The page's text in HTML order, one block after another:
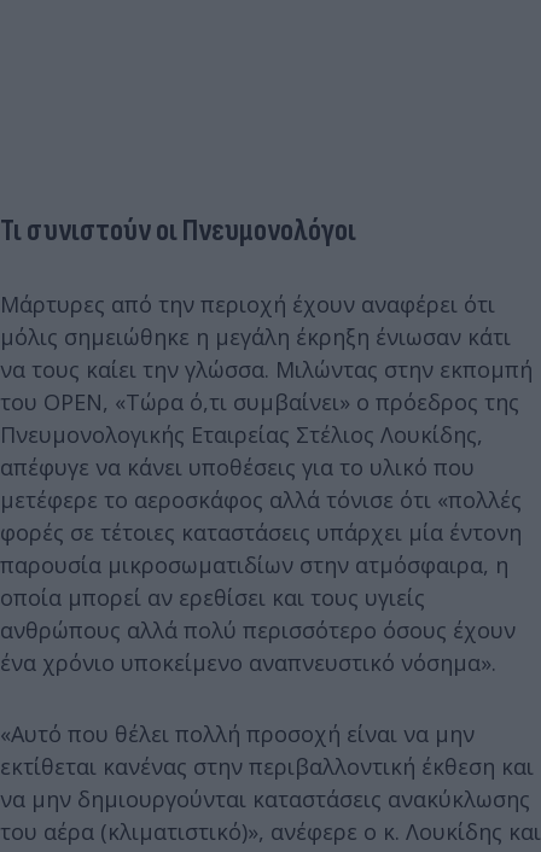
Τι συνιστούν οι Πνευμονολόγοι
Μάρτυρες από την περιοχή έχουν αναφέρει ότι
μόλις σημειώθηκε η μεγάλη έκρηξη ένιωσαν κάτι
να τους καίει την γλώσσα. Μιλώντας στην εκπομπή
του OPEN, «Τώρα ό,τι συμβαίνει» ο πρόεδρος της
Πνευμονολογικής Εταιρείας Στέλιος Λουκίδης,
απέφυγε να κάνει υποθέσεις για το υλικό που
μετέφερε το αεροσκάφος αλλά τόνισε ότι «πολλές
φορές σε τέτοιες καταστάσεις υπάρχει μία έντονη
παρουσία μικροσωματιδίων στην ατμόσφαιρα, η
οποία μπορεί αν ερεθίσει και τους υγιείς
ανθρώπους αλλά πολύ περισσότερο όσους έχουν
ένα χρόνιο υποκείμενο αναπνευστικό νόσημα».
«Αυτό που θέλει πολλή προσοχή είναι να μην
εκτίθεται κανένας στην περιβαλλοντική έκθεση και
να μην δημιουργούνται καταστάσεις ανακύκλωσης
του αέρα (κλιματιστικό)», ανέφερε ο κ. Λουκίδης και